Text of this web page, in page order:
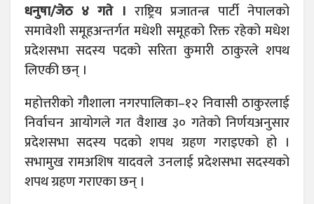
धनुषा/जेठ ४ गते । राष्ट्रिय प्रजातन्त्र पार्टी नेपालको
समावेशी समूहअन्तर्गत मधेशी समूहको रिक्त रहेको मधेश
प्रदेशसभा सदस्य पदको सरिता कुमारी ठाकुरले शपथ
लिएकी छन् ।
महोत्तरीको गौशाला नगरपालिका–१२ निवासी ठाकुरलाई
निर्वाचन आयोगले गत वैशाख ३० गतेको निर्णयअनुसार
प्रदेशसभा सदस्य पदको शपथ ग्रहण गराइएको हो ।
सभामुख रामअशिष यादवले उनलाई प्रदेशसभा सदस्यको
शपथ ग्रहण गराएका छन् ।